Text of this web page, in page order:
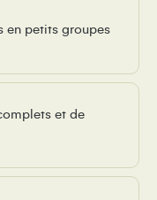
en petits groupes
et de